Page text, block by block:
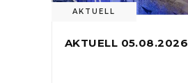
AKTUELL
AKTUELL 05.08.2026